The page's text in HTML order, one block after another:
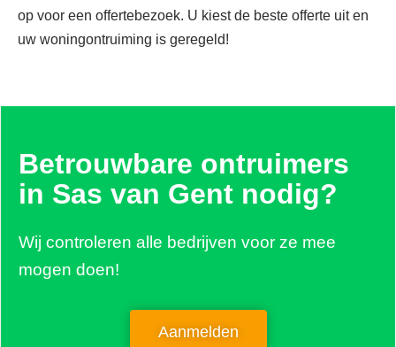
op voor een offertebezoek. U kiest de beste offerte uit en
uw woningontruiming is geregeld!
Betrouwbare ontruimers
in Sas van Gent nodig?
Wij controleren alle bedrijven voor ze mee
mogen doen!
Aanmelden